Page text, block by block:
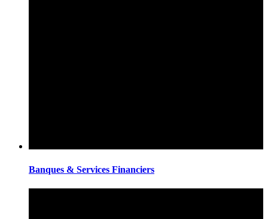
Banques & Services Financiers